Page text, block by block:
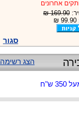
אחרונים
169.90 ₪
סגור
הצג רשימה
ש"ח